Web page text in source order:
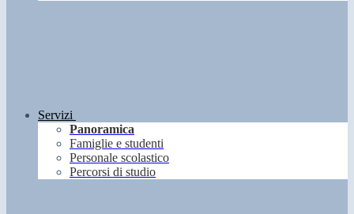
Servizi
Panoramica
Famiglie e studenti
Personale scolastico
Percorsi di studio